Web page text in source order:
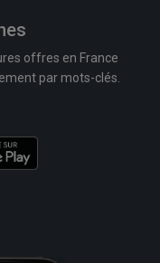
offres en France
par mots-clés.